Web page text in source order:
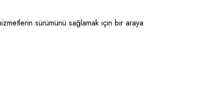
Hakkımızdasürümünü sağlamak için bir araya